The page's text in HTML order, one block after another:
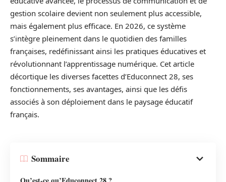
gestion scolaire devient non seulement plus accessible,
mais également plus efficace. En 2026, ce système
s’intègre pleinement dans le quotidien des familles
françaises, redéfinissant ainsi les pratiques éducatives et
révolutionnant l’apprentissage numérique. Cet article
décortique les diverses facettes d’Educonnect 28, ses
fonctionnements, ses avantages, ainsi que les défis
associés à son déploiement dans le paysage éducatif
français.
Sommaire